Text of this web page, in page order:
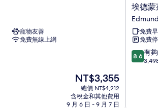
寵物友善
免費無線上網
現
在
價
格
NT$3,355
總價 NT$4,212
含稅金和其他費用
9 月 6 日 - 9 月 7 日
埃
德
蒙
茲
頓
溫
德
埃德蒙
免費
免費
8.6
分，
8.6 有